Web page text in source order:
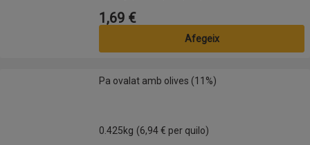
Preu
1,69 €
Afegeix
Pa ovalat amb olives (11%)Pa ovalat amb olives (11%)
0.425kg (6,94 € per quilo)